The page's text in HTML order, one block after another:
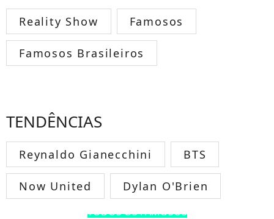
Reality Show Famosos
Famosos Brasileiros
TENDÊNCIAS
Reynaldo Gianecchini BTS
Now United Dylan O'Brien
TODOS OS FAMOSOS